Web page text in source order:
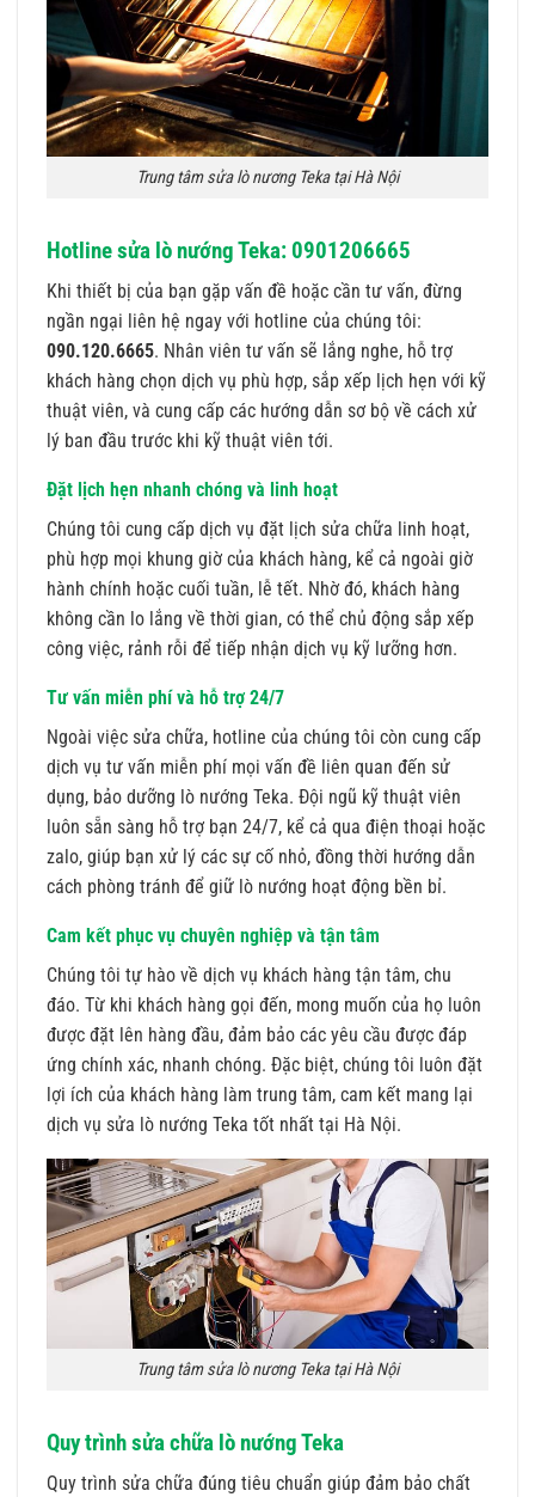
Trung tâm sửa lò nương Teka tại Hà Nội
Hotline sửa lò nướng Teka: 0901206665
Khi thiết bị của bạn gặp vấn đề hoặc cần tư vấn, đừng
ngần ngại liên hệ ngay với hotline của chúng tôi:
090.120.6665. Nhân viên tư vấn sẽ lắng nghe, hỗ trợ
khách hàng chọn dịch vụ phù hợp, sắp xếp lịch hẹn với kỹ
thuật viên, và cung cấp các hướng dẫn sơ bộ về cách xử
lý ban đầu trước khi kỹ thuật viên tới.
Đặt lịch hẹn nhanh chóng và linh hoạt
Chúng tôi cung cấp dịch vụ đặt lịch sửa chữa linh hoạt,
phù hợp mọi khung giờ của khách hàng, kể cả ngoài giờ
hành chính hoặc cuối tuần, lễ tết. Nhờ đó, khách hàng
không cần lo lắng về thời gian, có thể chủ động sắp xếp
công việc, rảnh rỗi để tiếp nhận dịch vụ kỹ lưỡng hơn.
Tư vấn miễn phí và hỗ trợ 24/7
Ngoài việc sửa chữa, hotline của chúng tôi còn cung cấp
dịch vụ tư vấn miễn phí mọi vấn đề liên quan đến sử
dụng, bảo dưỡng lò nướng Teka. Đội ngũ kỹ thuật viên
luôn sẵn sàng hỗ trợ bạn 24/7, kể cả qua điện thoại hoặc
zalo, giúp bạn xử lý các sự cố nhỏ, đồng thời hướng dẫn
cách phòng tránh để giữ lò nướng hoạt động bền bỉ.
Cam kết phục vụ chuyên nghiệp và tận tâm
Chúng tôi tự hào về dịch vụ khách hàng tận tâm, chu
đáo. Từ khi khách hàng gọi đến, mong muốn của họ luôn
được đặt lên hàng đầu, đảm bảo các yêu cầu được đáp
ứng chính xác, nhanh chóng. Đặc biệt, chúng tôi luôn đặt
lợi ích của khách hàng làm trung tâm, cam kết mang lại
dịch vụ sửa lò nướng Teka tốt nhất tại Hà Nội.
Trung tâm sửa lò nương Teka tại Hà Nội
Quy trình sửa chữa lò nướng Teka
Quy trình sửa chữa đúng tiêu chuẩn giúp đảm bảo chất